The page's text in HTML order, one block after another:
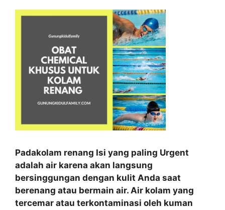
Padakolam renang Isi yang paling Urgent
adalah air karena akan langsung
bersinggungan dengan kulit Anda saat
berenang atau bermain air. Air kolam yang
tercemar atau terkontaminasi oleh kuman